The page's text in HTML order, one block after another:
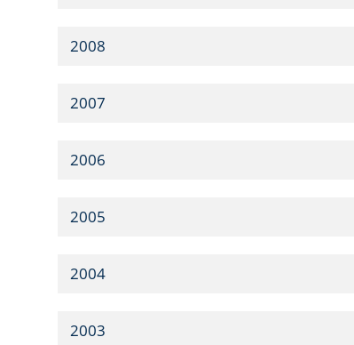
2008
2007
2006
2005
2004
2003